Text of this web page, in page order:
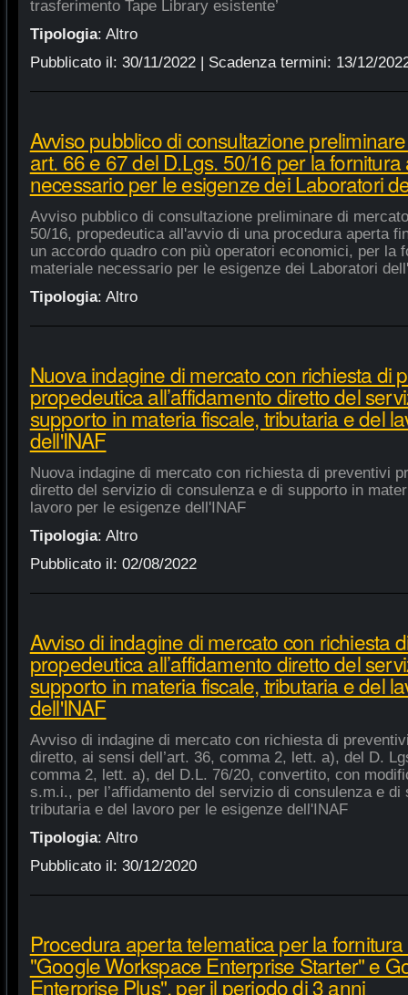
trasferimento Tape Library esistente’
Tipologia: Altro
Pubblicato il: 30/11/2022| Scadenza termini: 13/12/
Avviso pubblico di consultazione
art. 66 e 67 del D.Lgs. 50/16 per la
necessario per le esigenze dei Laboratori
Avviso pubblico di consultazione preliminare di
50/16, propedeutica all'avvio di una procedura aperta
un accordo quadro con più operatori economici, per la
materiale necessario per le esigenze dei Laboratori
Tipologia: Altro
Nuova indagine di mercato con richiesta di
propedeutica all’affidamento diretto del
supporto in materia fiscale, tributaria e del
dell'INAF
Nuova indagine di mercato con richiesta di preventivi
diretto del servizio di consulenza e di supporto in
lavoro per le esigenze dell'INAF
Tipologia: Altro
Pubblicato il: 02/08/2022
Avviso di indagine di mercato con richiesta
propedeutica all’affidamento diretto del
supporto in materia fiscale, tributaria e del
dell'INAF
Avviso di indagine di mercato con richiesta di
diretto, ai sensi dell’art. 36, comma 2, lett. a), del D.
comma 2, lett. a), del D.L. 76/20, convertito, con
s.m.i., per l’affidamento del servizio di consulenza e
tributaria e del lavoro per le esigenze dell'INAF
Tipologia: Altro
Pubblicato il: 30/12/2020
Procedura aperta telematica per la
"Google Workspace Enterprise Starter" e
Enterprise Plus", per il periodo di 3 anni